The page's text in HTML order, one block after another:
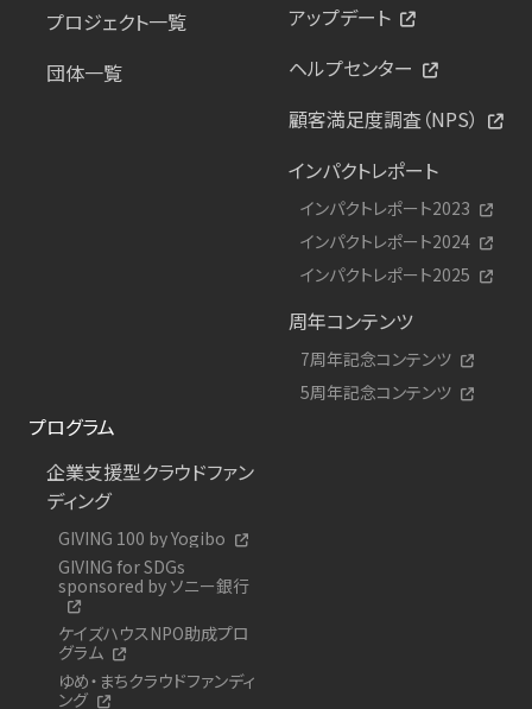
プロジェクト一覧
団体一覧
アップデート
ヘルプセンター
顧客満足度調査（NPS）
インパクトレポート
インパクトレポート2023
インパクトレポート2024
インパクトレポート2025
周年コンテンツ
7周年記念コンテンツ
5周年記念コンテンツ
プログラム
企業支援型クラウドファン
ディング
GIVING 100 by Yogibo
GIVING for SDGs
sponsored by ソニー銀行
ケイズハウスNPO助成プロ
グラム
ゆめ・まちクラウドファンディ
ング